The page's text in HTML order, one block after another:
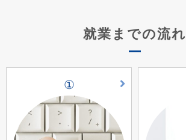
就業までの流れ
①